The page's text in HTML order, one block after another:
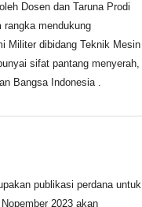
Dosen dan Taruna Prodi
rangka mendukung
Militer dibidang Teknik Mesin
sifat pantang menyerah,
Bangsa Indonesia .
publikasi perdana untuk
2023 akan